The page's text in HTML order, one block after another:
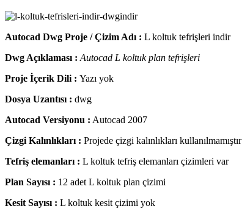
Autocad Dwg Proje / Çizim Adı : L koltuk tefrişleri indir
Dwg Açıklaması : Autocad L koltuk plan tefrişleri
Proje İçerik Dili : Yazı yok
Dosya Uzantısı : dwg
Autocad Versiyonu : Autocad 2007
Çizgi Kalınlıkları : Projede çizgi kalınlıkları kullanılmamıştır
Tefriş elemanları : L koltuk tefriş elemanları çizimleri var
Plan Sayısı : 12 adet L koltuk plan çizimi
Kesit Sayısı : L koltuk kesit çizimi yok